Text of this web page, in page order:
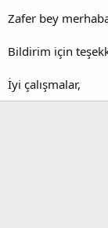
Zafer bey
Bildirim için
İyi çalışmalar,